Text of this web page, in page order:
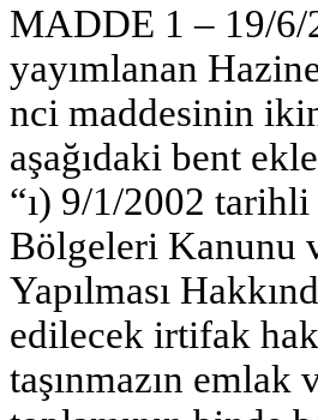
MADDE 1 – 19/6/
yayımlanan
nci maddesinin
aşağıdaki bent
“ı) 9/1/2002
Bölgeleri Kanunu
Yapılması
edilecek irtifak
taşınmazın